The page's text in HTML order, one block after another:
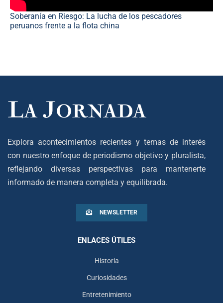
Soberanía en Riesgo: La lucha de los pescadores
peruanos frente a la flota china
Explora acontecimientos recientes y temas de interés
con nuestro enfoque de periodismo objetivo y pluralista,
reflejando diversas perspectivas para mantenerte
informado de manera completa y equilibrada.
NEWSLETTER
ENLACES ÚTILES
Historia
Curiosidades
Entretenimiento